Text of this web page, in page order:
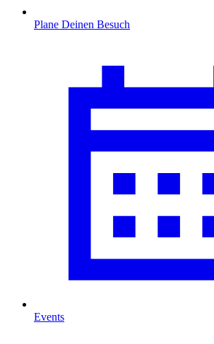
Plane Deinen Besuch
Events